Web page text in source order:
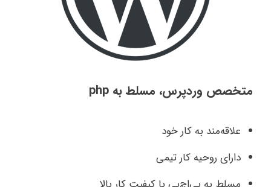
متخصص وردپرس، مسلط به php
علاقه‌مند به کار خود
دارای روحیه کار تیمی